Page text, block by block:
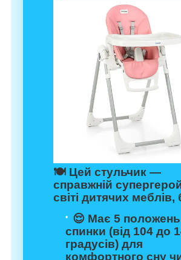
🍽️ Цей стульчик —
справжній
світі дитячих меблів,
😌 Має 5 положень
спинки (від 104 до
градусів) для
комфортного сну